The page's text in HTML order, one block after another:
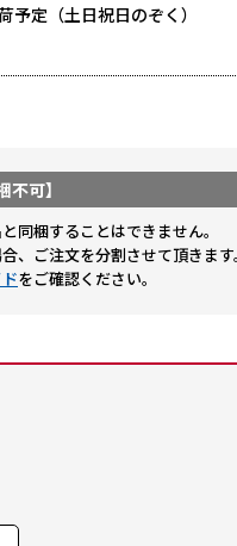
予定（土日祝日のぞく）
可】
同梱することはできません。
、ご注文を分割させて頂きま
をご確認ください。